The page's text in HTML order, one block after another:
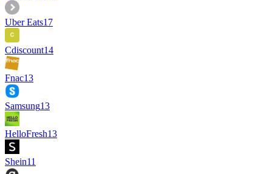
Uber Eats17
Cdiscount14
Fnac13
Samsung13
HelloFresh13
Shein11